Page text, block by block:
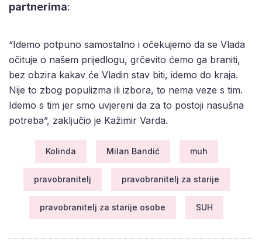
partnerima:
“Idemo potpuno samostalno i očekujemo da se Vlada
očituje o našem prijedlogu, grčevito ćemo ga braniti,
bez obzira kakav će Vladin stav biti, idemo do kraja.
Nije to zbog populizma ili izbora, to nema veze s tim.
Idemo s tim jer smo uvjereni da za to postoji nasušna
potreba”, zaključio je Kažimir Varda.
Kolinda Milan Bandić muh
pravobranitelj pravobranitelj za starije
pravobranitelj za starije osobe SUH